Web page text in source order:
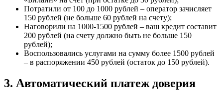
Потратили от 100 до 1000 рублей – оператор зачисляет
150 рублей (не больше 60 рублей на счету);
Наговорили на 1000-1500 рублей – ваш кредит составит
200 рублей (на счету должно быть не больше 150
рублей);
Воспользовались услугами на сумму более 1500 рублей
– в распоряжении 450 рублей (остаток до 150 рублей).
3. Автоматический платеж доверия